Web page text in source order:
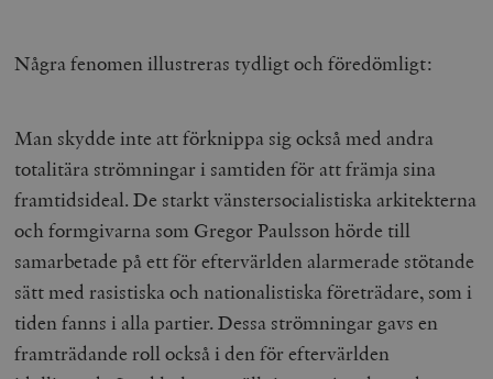
Några fenomen illustreras tydligt och föredömligt:
Man skydde inte att förknippa sig också med andra
totalitära strömningar i samtiden för att främja sina
framtidsideal. De starkt vänstersocialistiska arkitekterna
och formgivarna som Gregor Paulsson hörde till
samarbetade på ett för eftervärlden alarmerade stötande
sätt med rasistiska och nationalistiska företrädare, som i
tiden fanns i alla partier. Dessa strömningar gavs en
framträdande roll också i den för eftervärlden